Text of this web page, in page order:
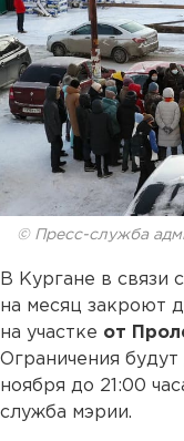
© Пресс-служба
В Кургане в связи
на месяц закроют
на участке от
Ограничения будут
ноября до 21:00
служба мэрии.